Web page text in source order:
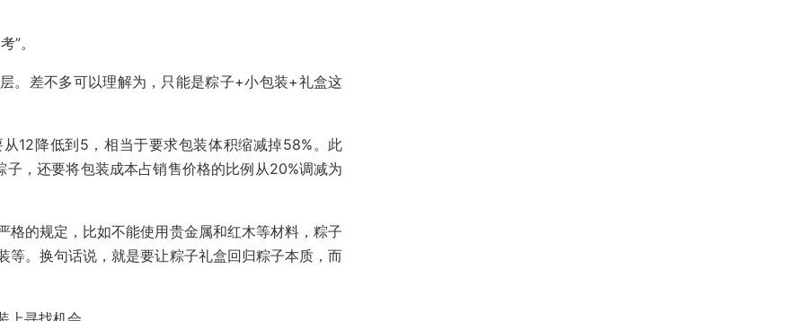
”。
。差不多可以理解为，只能是粽子+小包装+礼盒这
12降低到5，相当于要求包装体积缩减掉58%。此
，还要将包装成本占销售价格的比例从20%调减为
格的规定，比如不能使用贵金属和红木等材料，粽子
等。换句话说，就是要让粽子礼盒回归粽子本质，而